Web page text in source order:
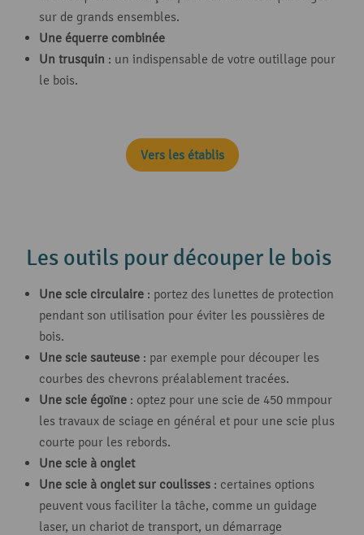
sur de grands ensembles.
Une équerre combinée
Un trusquin : un indispensable de votre outillage pour
le bois.
Vers les établis
Les outils pour découper le bois
Une scie circulaire : portez des lunettes de protection
pendant son utilisation pour éviter les poussières de
bois.
Une scie sauteuse : par exemple pour découper les
courbes des chevrons préalablement tracées.
Une scie égoïne : optez pour une scie de 450 mmpour
les travaux de sciage en général et pour une scie plus
courte pour les rebords.
Une scie à onglet
Une scie à onglet sur coulisses : certaines options
peuvent vous faciliter la tâche, comme un guidage
laser, un chariot de transport, un démarrage